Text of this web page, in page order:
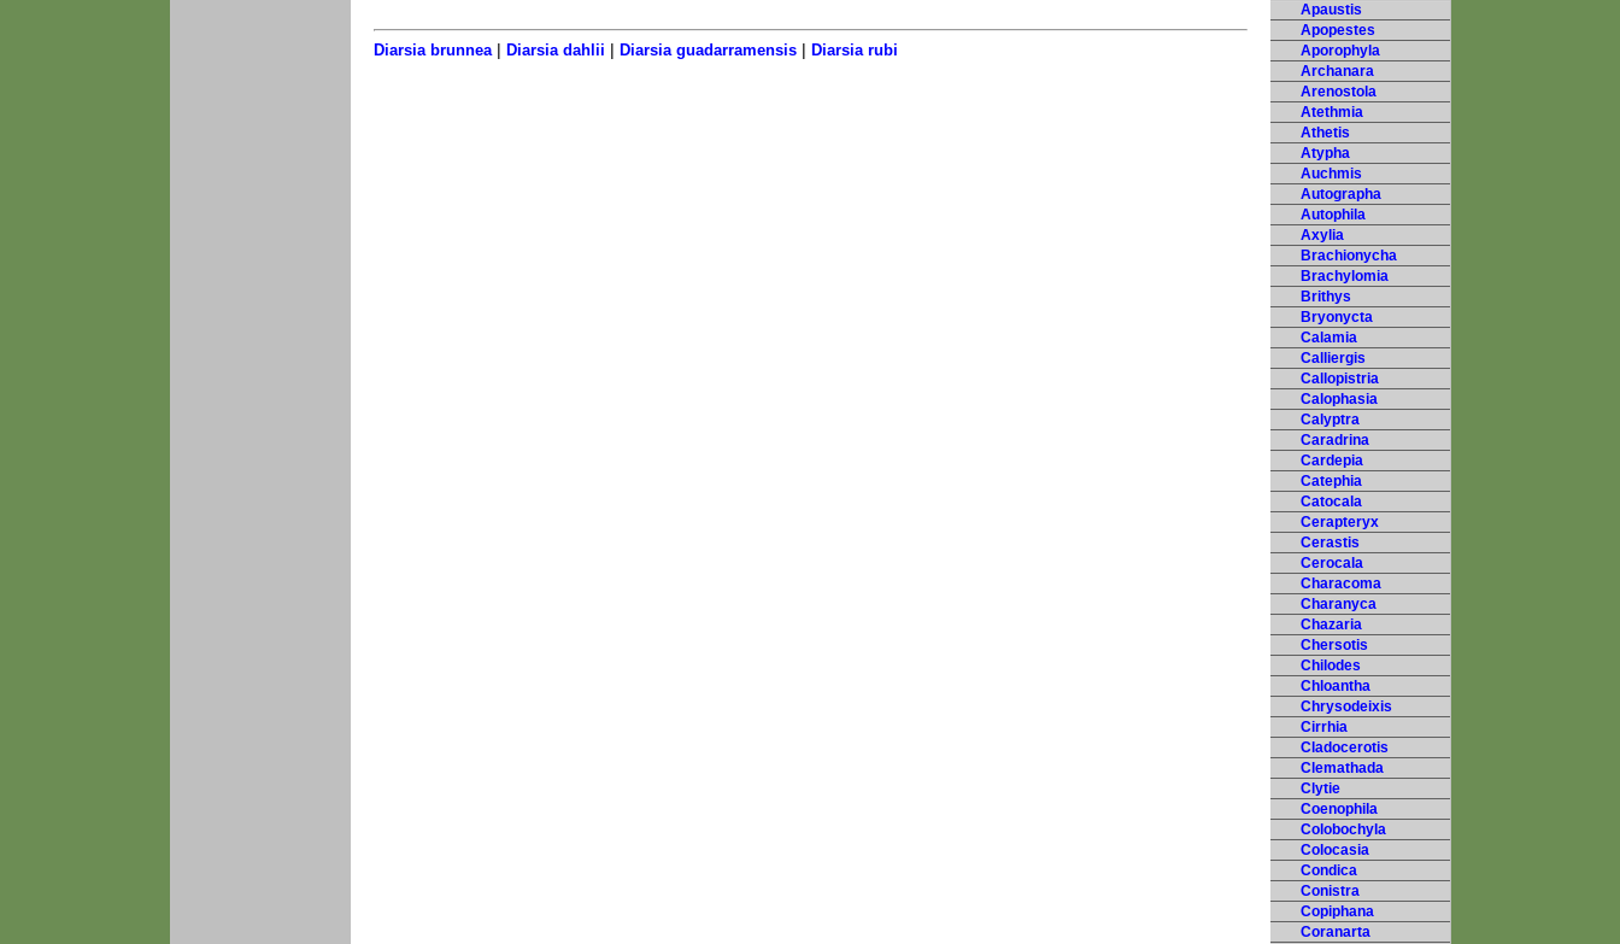
Diarsia brunnea| Diarsia dahlii | Diarsia guadarramensis| Diarsia rubi
Apaustis
Apopestes
Aporophyla
Archanara
Arenostola
Atethmia
Athetis
Atypha
Auchmis
Autographa
Autophila
Axylia
Brachionycha
Brachylomia
Brithys
Bryonycta
Calamia
Calliergis
Callopistria
Calophasia
Calyptra
Caradrina
Cardepia
Catephia
Catocala
Cerapteryx
Cerastis
Cerocala
Characoma
Charanyca
Chazaria
Chersotis
Chilodes
Chloantha
Chrysodeixis
Cirrhia
Cladocerotis
Clemathada
Clytie
Coenophila
Colobochyla
Colocasia
Condica
Conistra
Copiphana
Coranarta